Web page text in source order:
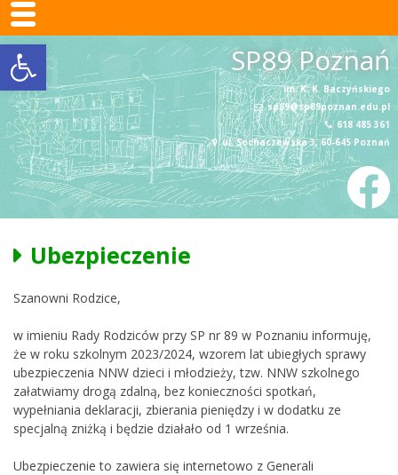
Otwórz pasek narzędzi
Skip
content
SP89 Poznań
im. K. K. Baczyńskiego
sp89@sp89poznan.edu.pl
618 485 361
ul. Sochaczewska 3, 60-645 Poznań
Ubezpieczenie
Szanowni Rodzice,
w imieniu Rady Rodziców przy SP nr 89 w Poznaniu informuję,
że w roku szkolnym 2023/2024, wzorem lat ubiegłych sprawy
ubezpieczenia NNW dzieci i młodzieży, tzw. NNW szkolnego
załatwiamy drogą zdalną, bez konieczności spotkań,
wypełniania deklaracji, zbierania pieniędzy i w dodatku ze
specjalną zniżką i będzie działało od 1 września.
Ubezpieczenie to zawiera się internetowo z Generali